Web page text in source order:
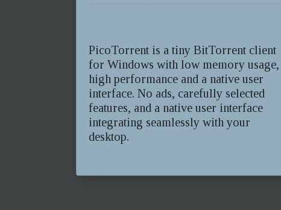
PicoTorrent is a tiny BitTorrent client
for Windows with low memory usage,
high performance and a native user
interface. No ads, carefully selected
features, and a native user interface
integrating seamlessly with your
desktop.